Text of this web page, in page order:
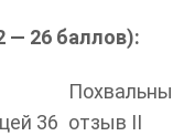
— 26 баллов):
36 отзыв II